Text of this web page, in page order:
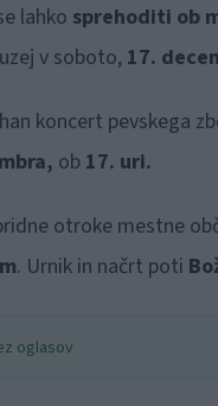
lahko sprehoditi ob
v soboto, 17.
koncert pevskega
ob 17. uri.
otroke mestne
. Urnik in načrt poti
oglasov